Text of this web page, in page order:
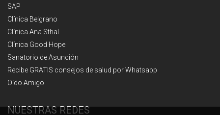
SAP
Clínica Belgrano
Clínica Ana Sthal
Clínica Good Hope
Sanatorio de Asunción
Recibe GRATIS consejos de salud por Whatsapp
Oído Amigo
NUESTRAS REDES